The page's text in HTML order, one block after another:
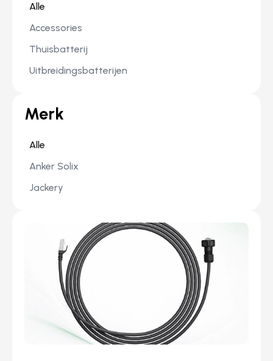
Accessories
Thuisbatterij
Uitbreidingsbatterijen
Alle
Merk
Anker Solix
Jackery
Alle